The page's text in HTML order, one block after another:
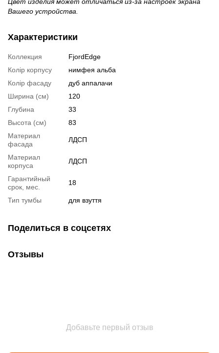
Вашего устройства.
Характеристики
Коллекция
FjordEdge
Колір корпусу
нимфея альба
Колір фасаду
дуб аппалачи
Ширина (см)
120
Глубина
33
Высота (см)
83
Материал
фасада
ЛДСП
Материал
корпуса
ЛДСП
Гарантийный
срок, мес.
18
Тип тумбы для взуття
Поделиться в соцсетях
Отзывы
Добавьте первый отзыв